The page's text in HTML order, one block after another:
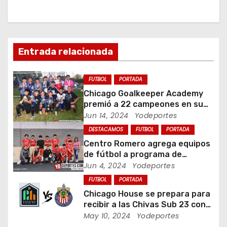
c
i
ó
n
d
e
e
n
t
r
Entrada relacionada
FUTBOL PORTADA
Chicago Goalkeeper Academy
premió a 22 campeones en su
torneo de porteros
Jun 14, 2024 Yodeportes
DESTACAMOS FUTBOL PORTADA
Centro Romero agrega equipos
de fútbol a programa de
jóvenes en Chicago
Jun 4, 2024 Yodeportes
FUTBOL PORTADA
Chicago House se prepara para
recibir a las Chivas Sub 23 con
visorias incluidas
May 10, 2024 Yodeportes